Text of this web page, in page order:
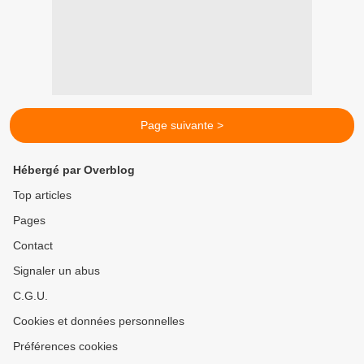
Page suivante >
Hébergé par Overblog
Top articles
Pages
Contact
Signaler un abus
C.G.U.
Cookies et données personnelles
Préférences cookies